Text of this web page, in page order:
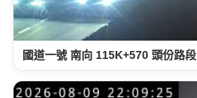
國道一號 南向 115K+570 頭份路段